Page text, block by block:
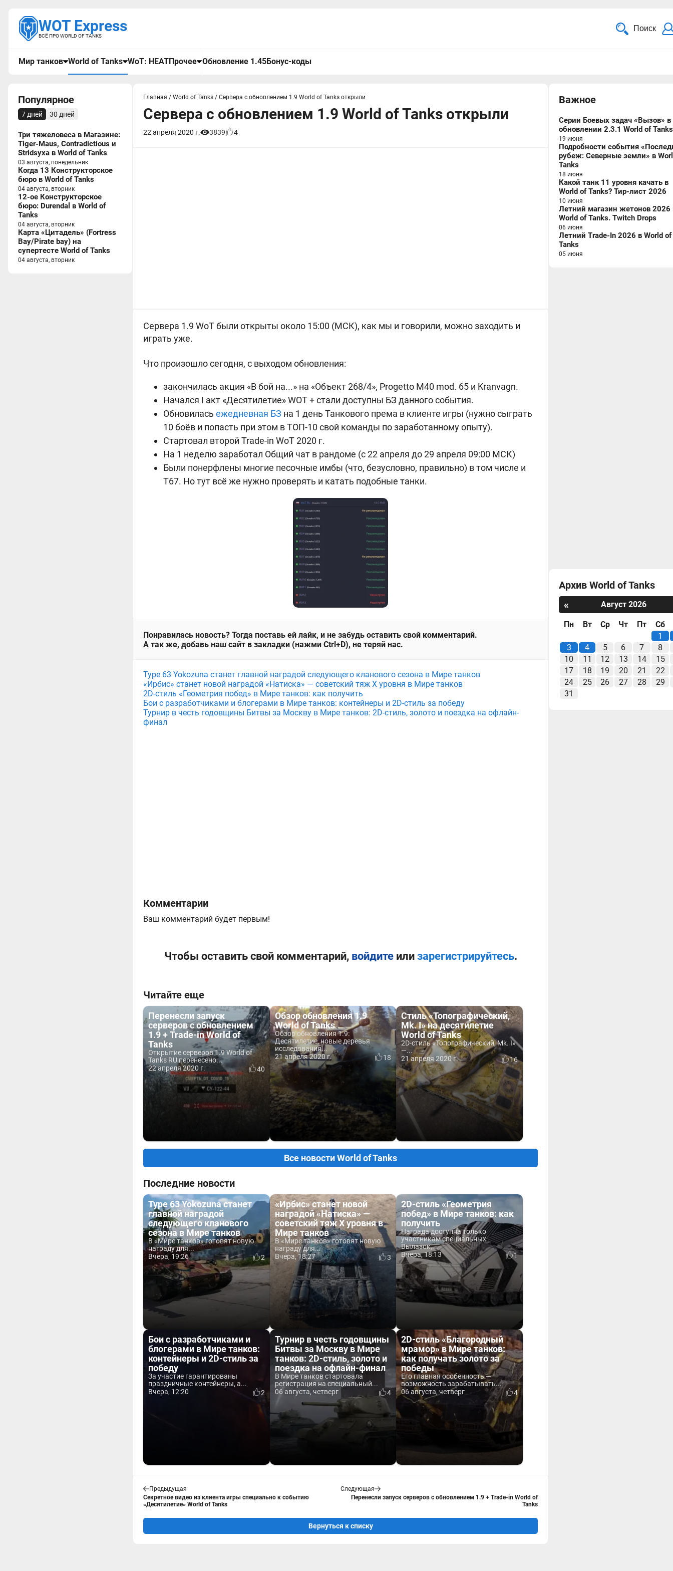
WOT Express
ВСЁ ПРО WORLD OF TANKS
Поиск
Мир танков World of Tanks WoT: HEATПрочее Обновление 1.45Бонус-коды
Популярное
7 дней 30 дней
Три тяжеловеса в Магазине:
Tiger-Maus, Contradictious и
Stridsyxa в World of Tanks
03 августа, понедельник
Когда 13 Конструкторское
бюро в World of Tanks
04 августа, вторник
12-ое Конструкторское
бюро: Durendal в World of
Tanks
04 августа, вторник
Карта «Цитадель» (Fortress
Bay/Pirate bay) на
супертесте World of Tanks
04 августа, вторник
Главная / World of Tanks / Сервера с обновлением 1.9 World of Tanks открыли
Сервера с обновлением 1.9 World of Tanks открыли
22 апреля 2020 г. 3839 4
Сервера 1.9 WoTбыли открыты около 15:00 (МСК), как мы и говорили, можно заходить и
играть уже.
Что произошло сегодня, с выходом обновления:
закончилась акция «В бой на...» на «Объект 268/4», Progetto M40 mod. 65 и Kranvagn.
Начался I акт «Десятилетие» WOT + стали доступны БЗ данного события.
Обновилась ежедневная БЗ на 1 день Танкового према в клиенте игры (нужно сыграть
10 боёв и попасть при этом в ТОП-10 свой команды по заработанному опыту).
Стартовал второй Trade-in WoT 2020 г.
На 1 неделю заработал Общий чат в рандоме (с 22 апреля до 29 апреля 09:00 МСК)
Были понерфлены многие песочные имбы (что, безусловно, правильно) в том числе и
T67. Но тут всё же нужно проверять и катать подобные танки.
Понравилась новость? Тогда поставь ей лайк, и не забудь оставить свой комментарий.
А так же, добавь наш сайт в закладки (нажми Ctrl+D), не теряй нас.
Type 63 Yokozuna станет главной наградой следующего кланового сезона в Мире танков
«Ирбис» станет новой наградой «Натиска» — советский тяж X уровня в Мире танков
2D-стиль «Геометрия побед» в Мире танков: как получить
Бои с разработчиками и блогерами в Мире танков: контейнеры и 2D-стиль за победу
Турнир в честь годовщины Битвы за Москву в Мире танков: 2D-стиль, золото и поездка на офлайн-
финал
Комментарии
Ваш комментарий будет первым!
Чтобы оставить свой комментарий, войдитеили зарегистрируйтесь.
Читайте еще
Перенесли запуск
серверов с обновлением
1.9 + Trade-in World of
Tanks
Открытие серверов 1.9 World of
Tanks RU перенесено...
22 апреля 2020 г.
40
Обзор обновления 1.9
World of Tanks
Обзор обновления 1.9:
Десятилетие, новые деревья
исследования...
21 апреля 2020 г.
18
Стиль «Топографический,
Mk. I» на десятилетие
World of Tanks
2D-стиль «Топографический, Mk. I»
—...
21 апреля 2020 г.
16
Все новости World of Tanks
Последние новости
Type 63 Yokozuna станет
главной наградой
следующего кланового
сезона в Мире танков
В «Мире танков» готовят новую
награду для...
Вчера, 19:26
2
«Ирбис» станет новой
наградой «Натиска» —
советский тяж X уровня в
Мире танков
В «Мире танков» готовят новую
награду для...
Вчера, 18:27
3
2D-стиль «Геометрия
побед» в Мире танков: как
получить
Награда доступна только
участникам специальных
Вылазок,...
Вчера, 18:13
1
Бои с разработчиками и
блогерами в Мире танков:
контейнеры и 2D-стиль за
победу
За участие гарантированы
праздничные контейнеры, а...
Вчера, 12:20
2
Турнир в честь годовщины
Битвы за Москву в Мире
танков: 2D-стиль, золото и
поездка на офлайн-финал
В Мире танков стартовала
регистрация на специальный...
06 августа, четверг
4
2D-стиль «Благородный
мрамор» в Мире танков:
как получать золото за
победы
Его главная особенность —
возможность зарабатывать...
06 августа, четверг
4
Предыдущая
Секретное видео из клиента игры специально к событию
«Десятилетие» World of Tanks
Следующая
Перенесли запуск серверов с обновлением 1.9 + Trade-in World of
Tanks
Вернуться к списку
Важное
Серии Боевых задач «Вызов» в
обновлении 2.3.1 World of Tanks
19 июня
Подробности события
рубеж: Северные земли» в
Tanks
18 июня
Какой танк 11 уровня качать в
World of Tanks? Тир-лист 2026
10 июня
Летний магазин жетонов 2026
World of Tanks. Twitch Drops
06 июня
Летний Trade-In 2026 в World of
Tanks
05 июня
Архив World of Tanks
«
Август 2026
Пн Вт Ср Чт Пт
Сб
1
3
4 5 6 7
8
10
11 12 13 14
15
17
18 19 20 21
22
24
25 26 27 28
29
31